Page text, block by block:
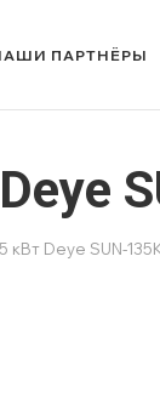
ПАРТНЁРЫ
Deye SUN-